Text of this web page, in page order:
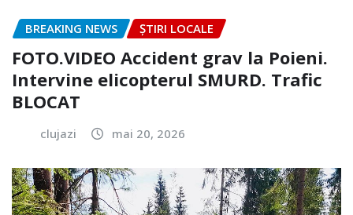
BREAKING NEWS ȘTIRI LOCALE
FOTO.VIDEO Accident grav la Poieni.
Intervine elicopterul SMURD. Trafic
BLOCAT
clujazi mai 20, 2026